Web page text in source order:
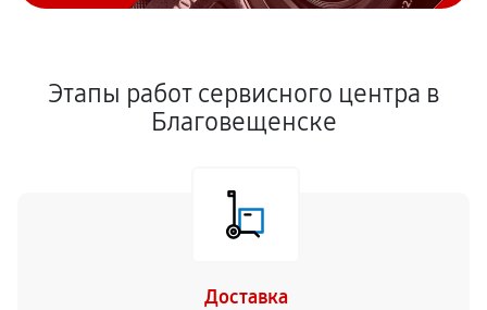
Этапы работ сервисного центра в
Благовещенске
Доставка